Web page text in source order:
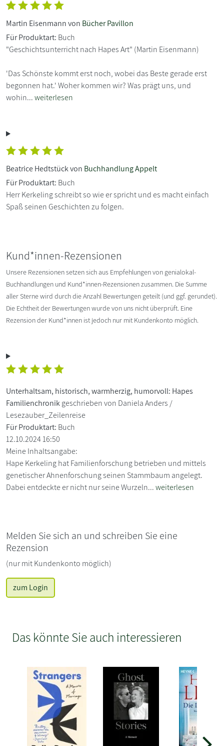
Martin Eisenmann von Bücher Pavillon
Für Produktart: Buch
"Geschichtsunterricht nach Hapes Art" (Martin Eisenmann)
'Das Schönste kommt erst noch, wobei das Beste gerade erst
begonnen hat.' Woher kommen wir? Was prägt uns, und
wohin...weiterlesen
Beatrice Hedtstück von Buchhandlung Appelt
Für Produktart: Buch
Herr Kerkeling schreibt so wie er spricht und es macht einfach
Spaß seinen Geschichten zu folgen.
Kund*innen-Rezensionen
Unsere Rezensionen setzen sich aus Empfehlungen von genialokal-
Buchhandlungen und Kund*innen-Rezensionen zusammen. Die Summe
aller Sterne wird durch die Anzahl Bewertungen geteilt (und ggf. gerundet).
Die Echtheit der Bewertungen wurde von uns nicht überprüft. Eine
Rezension der Kund*innen ist jedoch nur mit Kundenkonto möglich.
Unterhaltsam, historisch, warmherzig, humorvoll: Hapes
Familienchronikgeschrieben von Daniela Anders /
Lesezauber_Zeilenreise
Für Produktart: Buch
12.10.2024 16:50
Meine Inhaltsangabe:
Hape Kerkeling hat Familienforschung betrieben und mittels
genetischer Ahnenforschung seinen Stammbaum angelegt.
Dabei entdeckte er nicht nur seine Wurzeln...weiterlesen
Melden Sie sich an und schreiben Sie eine
Rezension
(nur mit Kundenkonto möglich)
zum Login
Das könnte Sie auch interessieren